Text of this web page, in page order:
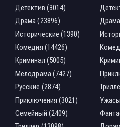
Детектив (3014)
Драма (23896)
Исторические (1390)
Комедия (14426)
Криминал (5005)
Мелодрама (7427)
Русские (2874)
Приключения (3021)
Семейный (2409)